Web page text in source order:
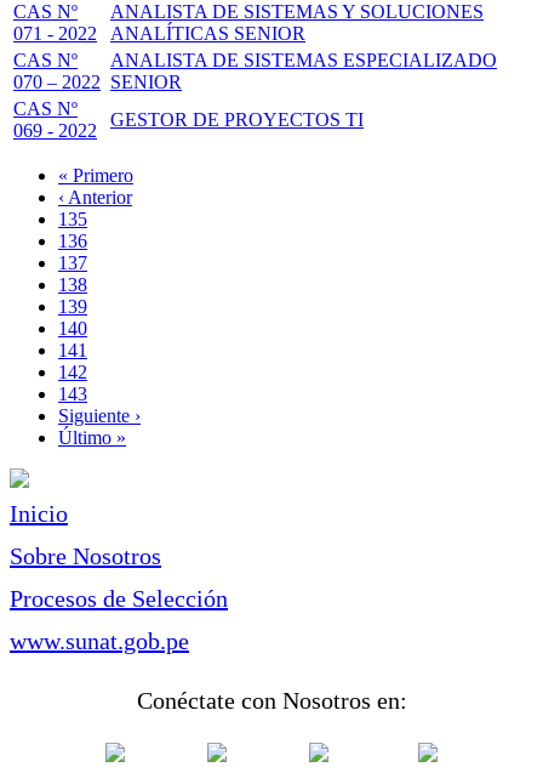
CAS Nº
071 - 2022
ANALISTA DE SISTEMAS Y SOLUCIONES
ANALÍTICAS SENIOR
CAS Nº
070 – 2022
ANALISTA DE SISTEMAS ESPECIALIZADO
SENIOR
CAS Nº
069 - 2022
GESTOR DE PROYECTOS TI
Paginación
Primera
página
« Primero
Página
anterior
‹ Anterior
Page
135
Page
136
Page
137
Page
138
Página
actual
139
Page
140
Page
141
Page
142
Page
143
Siguiente
página
Siguiente ›
Última
Último »
Inicio
Sobre Nosotros
Procesos de Selección
www.sunat.gob.pe
Conéctate con Nosotros en: